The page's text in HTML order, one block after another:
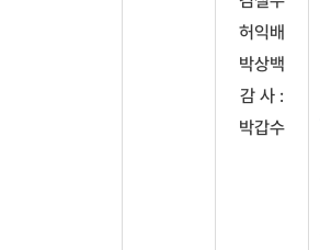
허익배
박상백
감 사 :
박갑수